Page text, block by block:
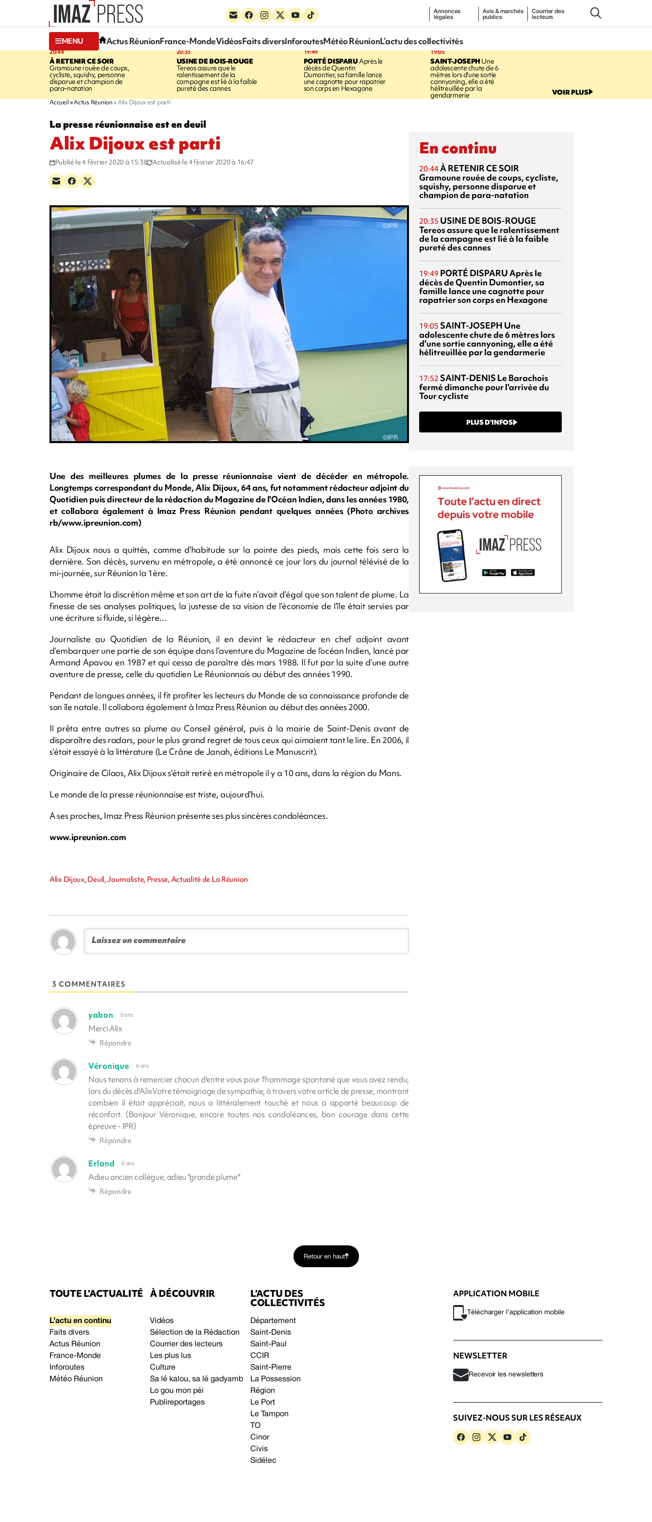
Annonces
légales
Avis & marchés
publics
Courrier des
lecteurs
MENU Actus RéunionFrance-MondeVidéosFaits diversInforoutesMétéo RéunionL’actu des collectivités
20:44
À RETENIR CE SOIR
Gramoune rouée de coups,
cycliste, squishy, personne
disparue et champion de
para-natation
20:35
USINE DE BOIS-ROUGE
Tereos assure que le
ralentissement de la
campagne est lié à la faible
pureté des cannes
19:49
PORTÉ DISPARUAprès le
décès de Quentin
Dumontier, sa famille lance
une cagnotte pour rapatrier
son corps en Hexagone
19:05
SAINT-JOSEPHUne
adolescente chute de 6
mètres lors d'une sortie
cannyoning, elle a été
hélitreuillée par la
gendarmerie VOIR PLUS
Accueil Actus Réunion Alix Dijoux est parti
La presse réunionnaise est en deuil
Alix Dijoux est parti
Publié le 4 février 2020 à 15:38 Actualisé le 4 février 2020 à 16:47
Une des meilleures plumes de la presse réunionnaise vient de décéder en métropole.
Longtemps correspondant du Monde, Alix Dijoux, 64 ans, fut notamment rédacteur adjoint du
Quotidien puis directeur de la rédaction du Magazine de l'Océan Indien, dans les années 1980,
et collabora également à Imaz Press Réunion pendant quelques années (Photo archives
rb/www.ipreunion.com)
Alix Dijoux nous a quittés, comme d’habitude sur la pointe des pieds, mais cette fois sera la
dernière. Son décès, survenu en métropole, a été annoncé ce jour lors du journal télévisé de la
mi-journée, sur Réunion la 1ère.
L’homme était la discrétion même et son art de la fuite n’avait d’égal que son talent de plume. La
finesse de ses analyses politiques, la justesse de sa vision de l’économie de l’île était servies par
une écriture si fluide, si légère…
Journaliste au Quotidien de la Réunion, il en devint le rédacteur en chef adjoint avant
d’embarquer une partie de son équipe dans l’aventure du Magazine de l’océan Indien, lancé par
Armand Apavou en 1987 et qui cessa de paraître dès mars 1988. Il fut par la suite d’une autre
aventure de presse, celle du quotidien Le Réunionnais au début des années 1990.
Pendant de longues années, il fit profiter les lecteurs du Monde de sa connaissance profonde de
son île natale. Il collabora également à Imaz Press Réunion au début des années 2000.
Il prêta entre autres sa plume au Conseil général, puis à la mairie de Saint-Denis avant de
disparaître des radars, pour le plus grand regret de tous ceux qui aimaient tant le lire. En 2006, il
s’était essayé à la littérature (Le Crâne de Janah, éditions Le Manuscrit).
Originaire de Cilaos, Alix Dijoux s’était retiré en métropole il y a 10 ans, dans la région du Mans.
Le monde de la presse réunionnaise est triste, aujourd’hui.
A ses proches, Imaz Press Réunion présente ses plus sincères condoléances.
www.ipreunion.com
Alix Dijoux, Deuil, Journaliste, Presse, Actualité de La Réunion
3 COMMENTAIRES
yabon 6 ans
Merci Alix
Répondre
Véronique 6 ans
Nous tenons à remercier chacun d'entre vous pour l'hommage spontané que vous avez rendu,
lors du décès d'AlixVotre témoignage de sympathie, à travers votre article de presse, montrant
combien il était appréciait, nous a littéralement touché et nous a apporté beaucoup de
réconfort. (Bonjour Véronique, encore toutes nos condoléances, bon courage dans cette
épreuve - IPR)
Répondre
Erland 6 ans
Adieu ancien collègue, adieu "grande plume"
Répondre
En continu
20:44À RETENIR CE SOIR
Gramoune rouée de coups, cycliste,
squishy, personne disparue et
champion de para-natation
20:35 USINE DE BOIS-ROUGE
Tereos assure que le ralentissement
de la campagne est lié à la faible
pureté des cannes
19:49 PORTÉ DISPARUAprès le
décès de Quentin Dumontier, sa
famille lance une cagnotte pour
rapatrier son corps en Hexagone
19:05 SAINT-JOSEPH Une
adolescente chute de 6 mètres lors
d'une sortie cannyoning, elle a été
hélitreuillée par la gendarmerie
17:52 SAINT-DENIS Le Barachois
fermé dimanche pour l'arrivée du
Tour cycliste
PLUS D’INFOS
Retour en haut
TOUTE L’ACTUALITÉ
L’actu en continu
Faits divers
Actus Réunion
France-Monde
Inforoutes
Météo Réunion
À DÉCOUVRIR
Vidéos
Sélection de la Rédaction
Courrier des lecteurs
Les plus lus
Culture
Sa lé kalou, sa lé gadyamb
Lo gou mon péi
Publireportages
L’ACTU DES
COLLECTIVITÉS
Département
Saint-Denis
Saint-Paul
CCIR
Saint-Pierre
La Possession
Région
Le Port
Le Tampon
TO
Cinor
Civis
Sidélec
APPLICATION MOBILE
Télécharger l’application mobile
NEWSLETTER
Recevoir les newsletters
SUIVEZ-NOUS SUR LES RÉSEAUX